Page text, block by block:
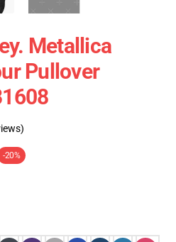
Metallica
Pullover
-20%